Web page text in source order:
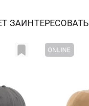
ЗАИНТЕРЕСОВАТЬ